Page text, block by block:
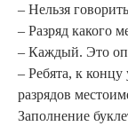
– Нельзя
– Разряд какого
– Каждый. Это
– Ребята, к
разрядов
Заполнение